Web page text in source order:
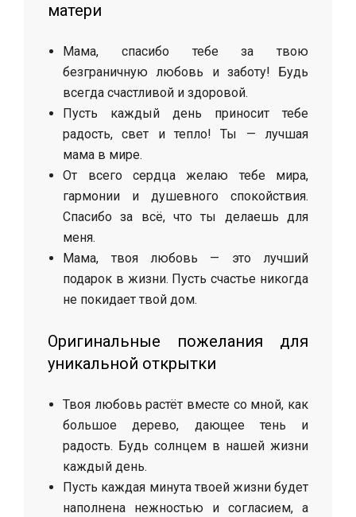
матери
Мама, спасибо тебе за твою
безграничную любовь и заботу! Будь
всегда счастливой и здоровой.
Пусть каждый день приносит тебе
радость, свет и тепло! Ты — лучшая
мама в мире.
От всего сердца желаю тебе мира,
гармонии и душевного спокойствия.
Спасибо за всё, что ты делаешь для
меня.
Мама, твоя любовь — это лучший
подарок в жизни. Пусть счастье никогда
не покидает твой дом.
Оригинальные пожелания для
уникальной открытки
Твоя любовь растёт вместе со мной, как
большое дерево, дающее тень и
радость. Будь солнцем в нашей жизни
каждый день.
Пусть каждая минута твоей жизни будет
наполнена нежностью и согласием, а